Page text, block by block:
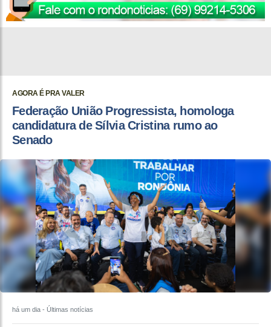
AGORA É PRA VALER
Federação União Progressista, homologa
candidatura de Sílvia Cristina rumo ao
Senado
há um dia - Últimas notícias